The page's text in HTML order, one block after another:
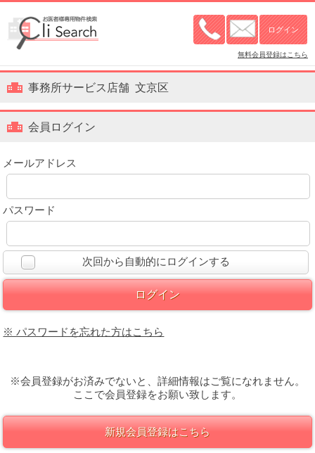
無料会員登録はこちら
事務所サービス店舗 文京区
会員ログイン
メールアドレス
パスワード
次回から自動的にログインする
※ パスワードを忘れた方はこちら
※会員登録がお済みでないと、詳細情報はご覧になれません。
ここで会員登録をお願い致します。
新規会員登録はこちら